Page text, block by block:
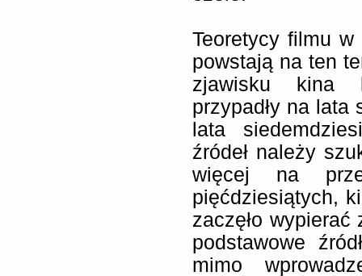
Teoretycy filmu
powstają na ten
zjawisku kina
przypadły na
lata
źródeł należy
więcej na
pięćdziesiątych,
zaczęło
podstawowe
mimo